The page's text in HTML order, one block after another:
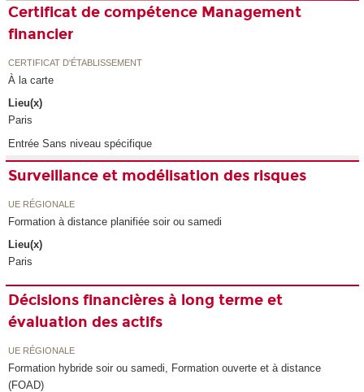
Certificat de compétence Management
financier
CERTIFICAT D'ÉTABLISSEMENT
À la carte
Lieu(x)
Paris
Entrée Sans niveau spécifique
Surveillance et modélisation des risques
UE RÉGIONALE
Formation à distance planifiée soir ou samedi
Lieu(x)
Paris
Décisions financières à long terme et
évaluation des actifs
UE RÉGIONALE
Formation hybride soir ou samedi, Formation ouverte et à distance
(FOAD)